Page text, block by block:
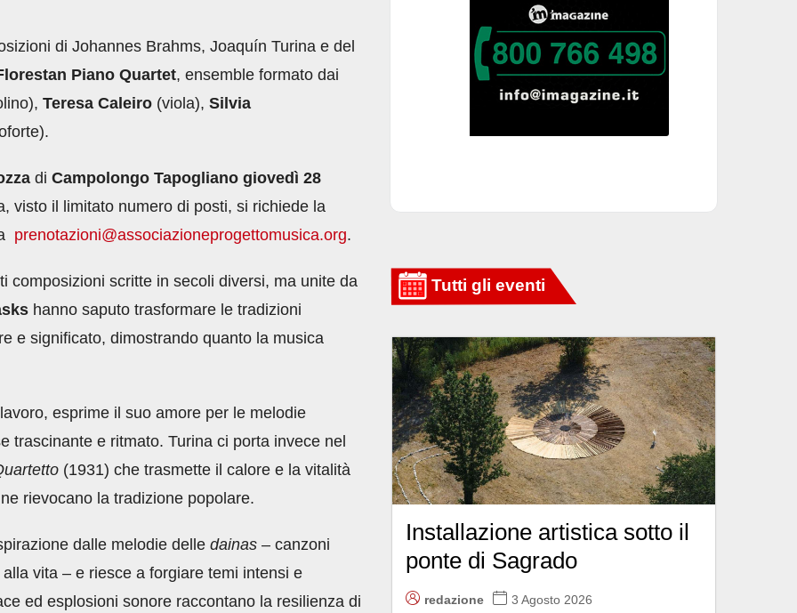
di Johannes Brahms, Joaquín Turina e del
Piano Quartet, ensemble formato dai
Teresa Caleiro (viola), Silvia
di Campolongo Tapogliano giovedì 28
visto il limitato numero di posti, si richiede la
prenotazioni@associazioneprogettomusica.org.
composizioni scritte in secoli diversi, ma unite da
hanno saputo trasformare le tradizioni
e significato, dimostrando quanto la musica
esprime il suo amore per le melodie
trascinante e ritmato. Turina ci porta invece nel
(1931) che trasmette il calore e la vitalità
rievocano la tradizione popolare.
dalle melodie delle dainas – canzoni
vita – e riesce a forgiare temi intensi e
ed esplosioni sonore raccontano la resilienza di
Installazione artistica sotto il
ponte di Sagrado
redazione 3 Agosto 2026